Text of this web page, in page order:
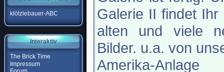
klötzlebauer-ABC
Interaktiv
The Brick Time
Impressum
Galerie II findet Ihr
alten und viele
Bilder. u.a. von
Amerika-Anlage